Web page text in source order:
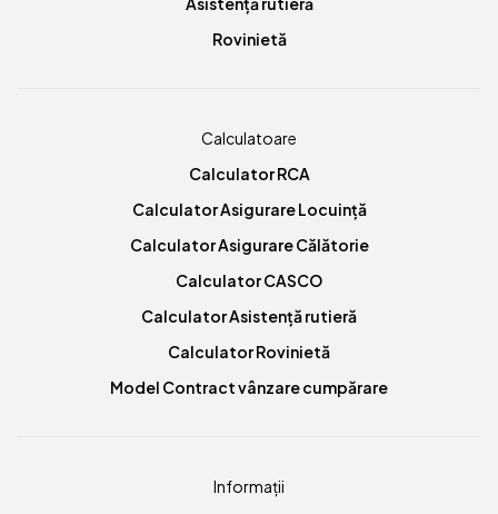
Rovinietă
Calculatoare
Calculator RCA
Calculator Asigurare Locuință
Calculator Asigurare Călătorie
Calculator CASCO
Calculator Asistență rutieră
Calculator Rovinietă
Model Contract vânzare cumpărare
Informații